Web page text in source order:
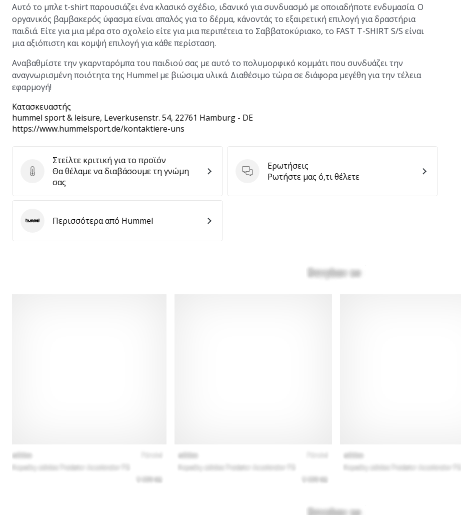
Αυτό το μπλε t-shirt παρουσιάζει ένα κλασικό σχέδιο, ιδανικό για συνδυασμό με οποιαδήποτε ενδυμασία. Ο
οργανικός βαμβακερός ύφασμα είναι απαλός για το δέρμα, κάνοντάς το εξαιρετική επιλογή για δραστήρια
παιδιά. Είτε για μια μέρα στο σχολείο είτε για μια περιπέτεια το Σαββατοκύριακο, το FAST T-SHIRT S/S είναι
μια αξιόπιστη και κομψή επιλογή για κάθε περίσταση.
Αναβαθμίστε την γκαρνταρόμπα του παιδιού σας με αυτό το πολυμορφικό κομμάτι που συνδυάζει την
αναγνωρισμένη ποιότητα της Hummel με βιώσιμα υλικά. Διαθέσιμο τώρα σε διάφορα μεγέθη για την τέλεια
εφαρμογή!
Κατασκευαστής
hummel sport & leisure, Leverkusenstr. 54, 22761 Hamburg - DE
https://www.hummelsport.de/kontaktiere-uns
Στείλτε κριτική για το προϊόν
Στείλτε κριτική για το προϊόν
Θα θέλαμε να διαβάσουμε τη γνώμη
σας
Ερωτήσεις
Ερωτήσεις
Ρωτήστε μας ό,τι θέλετε
HummelΠερισσότερα από Hummel